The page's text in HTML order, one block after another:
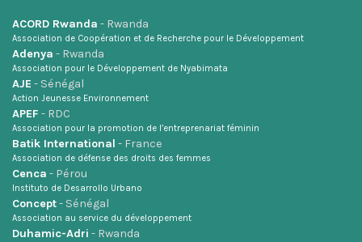
ACORD Rwanda - Rwanda
Association de Coopération et de Recherche pour le Développement
Adenya - Rwanda
Association pour le Développement de Nyabimata
AJE - Sénégal
Action Jeunesse Environnement
APEF - RDC
Association pour la promotion de l’entreprenariat féminin
Batik International - France
Association de défense des droits des femmes
Cenca - Pérou
Instituto de Desarrollo Urbano
Concept- Sénégal
Association au service du développement
Duhamic-Adri - Rwanda